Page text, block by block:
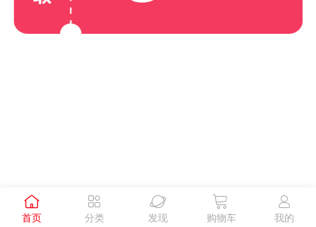

首页

分类

发现

购物车

我的